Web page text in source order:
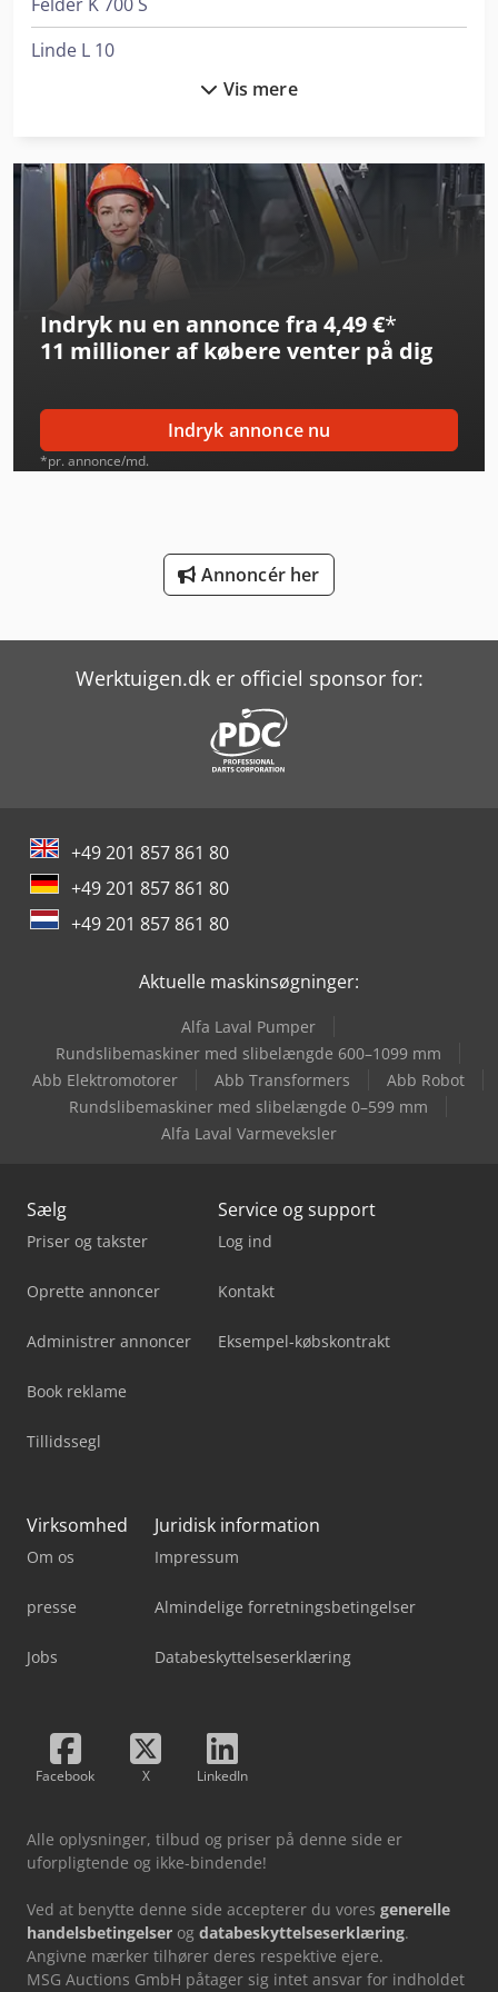
Linde L 10
Man Tga 18
Man Tge 3
Man Tgl 10
Man Tgl 12
Man Tgl 8
Man Tgm 12
Man Tgs 28
Man Tgx 18
Manitou Mla-T 516-75 H
Mercedes-Benz Mb Trac
Scania G
Vis mere
Indryk nu en annonce fra 4,49 €*
11 millioner af købere venter på dig
Indryk annonce nu
*pr. annonce/md.
Annoncér her
Werktuigen.dk er officiel sponsor for:
+49 201 857 861 80
+49 201 857 861 80
+49 201 857 861 80
Aktuelle maskinsøgninger:
Alfa Laval Pumper
Rundslibemaskiner med slibelængde 600–1099 mm
Abb Elektromotorer
Abb Transformers
Abb Robot
Rundslibemaskiner med slibelængde 0–599 mm
Alfa Laval Varmeveksler
Sælg
Priser og takster
Oprette annoncer
Administrer annoncer
Book reklame
Tillidssegl
Service og support
Log ind
Kontakt
Eksempel-købskontrakt
Virksomhed
Om os
presse
Jobs
Juridisk information
Impressum
Almindelige forretningsbetingelser
Databeskyttelseserklæring
Facebook X LinkedIn
Alle oplysninger, tilbud og priser på denne side er
uforpligtende og ikke-bindende!
Ved at benytte denne side accepterer du vores generelle
handelsbetingelser og databeskyttelseserklæring.
Angivne mærker tilhører deres respektive ejere.
MSG Auctions GmbH påtager sig intet ansvar for indholdet